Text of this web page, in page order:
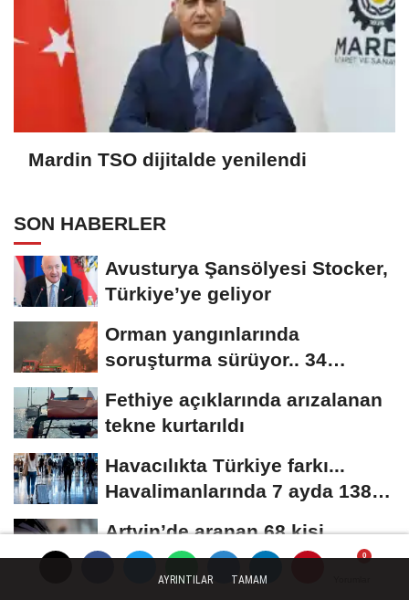
Mardin TSO dijitalde yenilendi
SON HABERLER
Avusturya Şansölyesi Stocker,
Türkiye’ye geliyor
Orman yangınlarında
soruşturma sürüyor.. 34
Fethiye açıklarında arızalanan
tekne kurtarıldı
Havacılıkta Türkiye farkı...
Havalimanlarında 7 ayda 138,7
Artvin’de aranan 68 kişi
yakalandı
AYRINTILAR TAMAM